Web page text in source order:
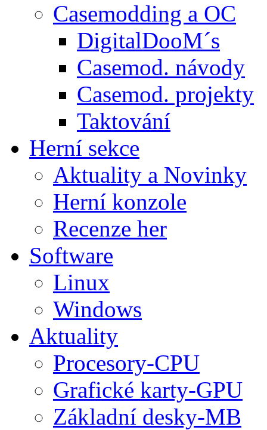
Casemodding a OC
DigitalDooM´s
Casemod. návody
Casemod. projekty
Taktování
Herní sekce
Aktuality a Novinky
Herní konzole
Recenze her
Software
Linux
Windows
Aktuality
Procesory-CPU
Grafické karty-GPU
Základní desky-MB